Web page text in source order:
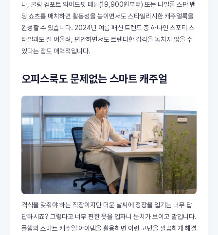
나, 쿨링 컴포트 와이드핏 데님(19,900원부터) 또는 나일론 스판 밴
딩 쇼츠를 매치하면 활동성을 높이면서도 스타일리시한 캐주얼룩을
완성할 수 있습니다. 2024년 여름 패션 트렌드 중 하나인 스포티 스
타일과도 잘 어울려, 편안하면서도 트렌디한 감각을 놓치지 않을 수
있다는 점도 매력적입니다.
오피스룩도 문제없는 스마트 캐주얼
격식을 갖춰야 하는 직장이지만 더운 날씨에 정장을 입기는 너무 답
답하시죠? 그렇다고 너무 편한 옷을 입자니 눈치가 보이고 말입니다.
폴햄의 스마트 캐주얼 아이템을 활용하면 이런 고민을 깔끔하게 해결